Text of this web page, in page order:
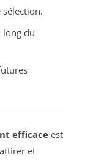
long du
efficace est
et